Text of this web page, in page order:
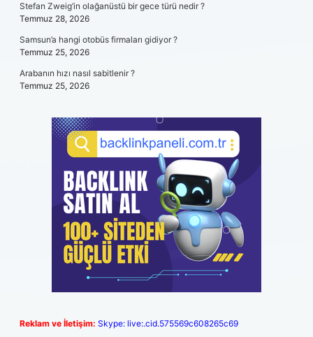
Stefan Zweig’in olağanüstü bir gece türü nedir ?
Temmuz 28, 2026
Samsun’a hangi otobüs firmaları gidiyor ?
Temmuz 25, 2026
Arabanın hızı nasıl sabitlenir ?
Temmuz 25, 2026
Reklam ve İletişim: Skype: live:.cid.575569c608265c69